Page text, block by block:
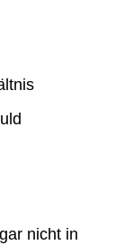
nicht in